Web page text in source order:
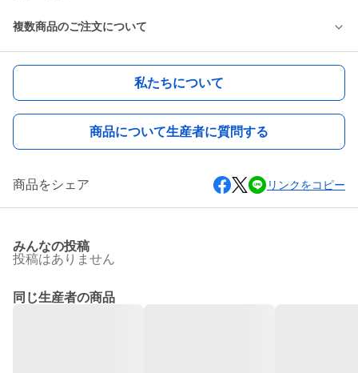
複数商品のご注文について
私たちについて
商品について生産者に質問する
商品をシェア リンクをコピー
みんなの投稿
投稿はありません
同じ生産者の商品